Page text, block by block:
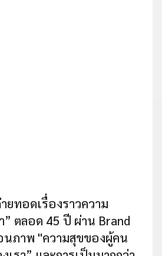
ทอดเรื่องราวความ
ตลอด 45 ปี ผ่าน Brand
นภาพ "ความสุขของผู้คน